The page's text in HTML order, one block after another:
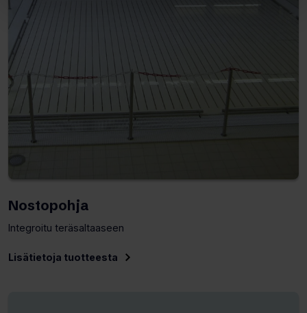
Nostopohja
Integroitu teräsaltaaseen
Lisätietoja tuotteesta